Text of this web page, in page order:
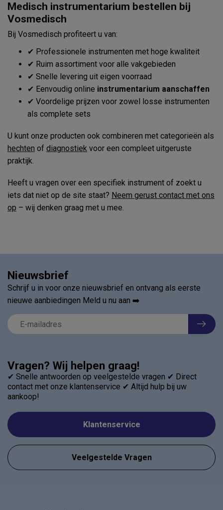
Medisch instrumentarium bestellen bij
Vosmedisch
Bij Vosmedisch profiteert u van:
✔ Professionele instrumenten met hoge kwaliteit
✔ Ruim assortiment voor alle vakgebieden
✔ Snelle levering uit eigen voorraad
✔ Eenvoudig online instrumentarium aanschaffen
✔ Voordelige prijzen voor zowel losse instrumenten
als complete sets
U kunt onze producten ook combineren met categorieën als
hechten of diagnostiek voor een compleet uitgeruste
praktijk.
Heeft u vragen over een specifiek instrument of zoekt u
iets dat niet op de site staat? Neem gerust contact met ons
op – wij denken graag met u mee.
Vragen? Wij helpen graag!
✔ Snelle antwoorden op veelgestelde vragen ✔ Direct
contact met onze klantenservice ✔ Altijd hulp bij uw
aankoop!
Klantenservice
Veelgestelde Vragen
Nieuwsbrief
Schrijf u in voor onze nieuwsbrief en ontvang als eerste
nieuwe aanbiedingen Meld u nu aan ➡️